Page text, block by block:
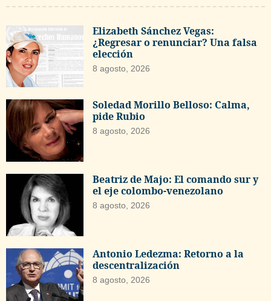
Elizabeth Sánchez Vegas:
¿Regresar o renunciar? Una falsa
elección
8 agosto, 2026
Soledad Morillo Belloso: Calma,
pide Rubio
8 agosto, 2026
Beatriz de Majo: El comando sur y
el eje colombo-venezolano
8 agosto, 2026
Antonio Ledezma: Retorno a la
descentralización
8 agosto, 2026